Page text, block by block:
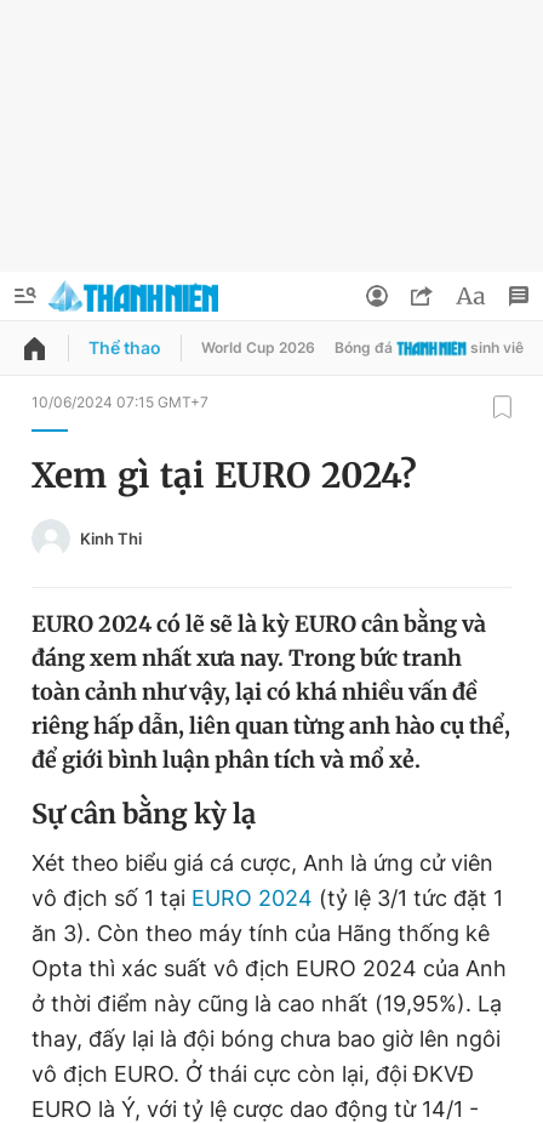
QUẢNG CÁO ĐẶT BÁO
Chào ngày mới Tin 24h
Tin thị trường Tin 360
Video Magazine
Sản phẩm khác
Tiện ích Bạn cần biết
Thông tin tòa soạn Liên hệ quảng cáo
Đổi mật khẩu
Tin đã lưu
Đăng xuất
Thể thao World Cup 2026 Bóng đá sinh viên
10/06/2024 07:15 GMT+7
Xem gì tại EURO 2024?
Kinh Thi
EURO 2024 có lẽ sẽ là kỳ EURO cân bằng và
đáng xem nhất xưa nay. Trong bức tranh
toàn cảnh như vậy, lại có khá nhiều vấn đề
riêng hấp dẫn, liên quan từng anh hào cụ thể,
để giới bình luận phân tích và mổ xẻ.
Sự cân bằng kỳ lạ
Xét theo biểu giá cá cược, Anh là ứng cử viên
vô địch số 1 tại EURO 2024 (tỷ lệ 3/1 tức đặt 1
ăn 3). Còn theo máy tính của Hãng thống kê
Opta thì xác suất vô địch EURO 2024 của Anh
ở thời điểm này cũng là cao nhất (19,95%). Lạ
thay, đấy lại là đội bóng chưa bao giờ lên ngôi
vô địch EURO. Ở thái cực còn lại, đội ĐKVĐ
EURO là Ý, với tỷ lệ cược dao động từ 14/1 -